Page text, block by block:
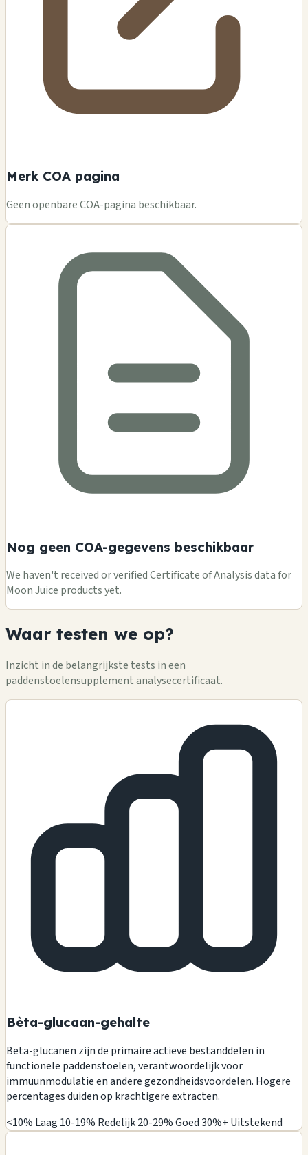
Merk COA pagina
Geen openbare COA-pagina beschikbaar.
Nog geen COA-gegevens beschikbaar
We haven't received or verified Certificate of Analysis data for
Moon Juice products yet.
Waar testen we op?
Inzicht in de belangrijkste tests in een
paddenstoelensupplement analysecertificaat.
Bèta-glucaan-gehalte
Beta-glucanen zijn de primaire actieve bestanddelen in
functionele paddenstoelen, verantwoordelijk voor
immuunmodulatie en andere gezondheidsvoordelen. Hogere
percentages duiden op krachtigere extracten.
<10% Laag 10-19% Redelijk20-29% Goed30%+ Uitstekend